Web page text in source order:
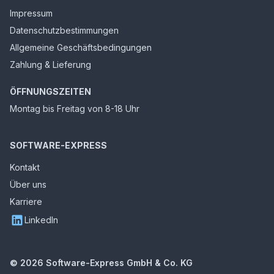
Impressum
Datenschutzbestimmungen
Allgemeine Geschäftsbedingungen
Zahlung & Lieferung
ÖFFNUNGSZEITEN
Montag bis Freitag von 8-18 Uhr
SOFTWARE-EXPRESS
Kontakt
Über uns
Karriere
LinkedIn
© 2026 Software-Express GmbH & Co. KG